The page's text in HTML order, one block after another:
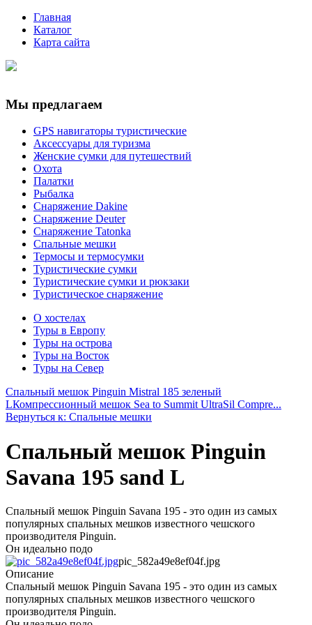
Главная
Каталог
Карта сайта
Мы предлагаем
GPS навигаторы туристические
Аксессуары для туризма
Женские сумки для путешествий
Охота
Палатки
Рыбалка
Снаряжение Dakine
Снаряжение Deuter
Снаряжение Tatonka
Спальные мешки
Термосы и термосумки
Туристические сумки
Туристические сумки и рюкзаки
Туристическое снаряжение
О хостелах
Туры в Европу
Туры на острова
Туры на Восток
Туры на Север
Спальный мешок Pinguin Mistral 185 зеленый
LКомпрессионный мешок Sea to Summit UltraSil Compre...
Вернуться к: Спальные мешки
Спальный мешок Pinguin
Savana 195 sand L
Спальный мешок Pinguin Savana 195 - это один из самых
популярных спальных мешков известного чешского
производителя Pinguin.
Он идеально подо
pic_582a49e8ef04f.jpg
Описание
Спальный мешок Pinguin Savana 195 - это один из самых
популярных спальных мешков известного чешского
производителя Pinguin.